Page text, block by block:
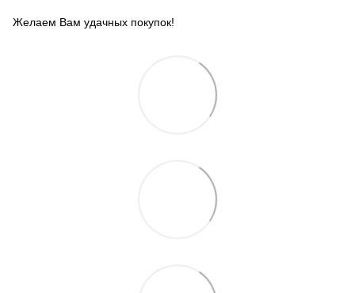
Желаем Вам удачных покупок!